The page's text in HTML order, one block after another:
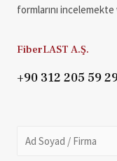
formlarını
FiberLAST A.Ş.
+90 312 205 59